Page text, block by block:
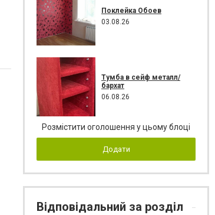
Поклейка Обоев
03.08.26
Тумба в сейф металл/
бархат
06.08.26
Розмістити оголошення у цьому блоці
Додати
Відповідальний за розділ